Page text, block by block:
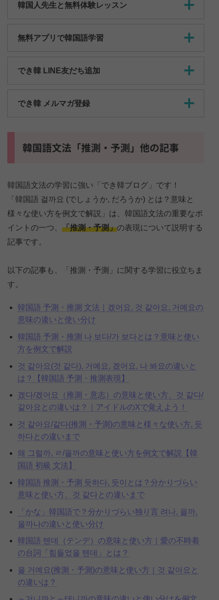
韓国人先生と無料体験レッスン
無料アプリで韓国語学習
でき韓 LINE友だち追加
でき韓 メルマガ登録
韓国語文法「推測・予測」他の記事
韓国語文法の学習に強い「でき韓ブログ」です！
「韓国語 걸까요 (でしょうか, だろうか) とは？意味と
様々な使い方を例文で解説」は、韓国語文法の重要なポ
イントの一つ、 「推測・予測」の表現について説明する
記事です。
以下の記事も、「推測・予測」に関する学習に役立ちま
す。
韓国語 予測・推測 文法｜겠어요, 것 같아요, 거예요の
意味の違いと使い分け
韓国語 予測・推測 나 보다/가 보다とは？意味と使い
方を例文で解説
것 같아요(것 같다), 거예요, 겠어요, 나 봐요の違いと
は？【韓国語 予測・推測表現】
겠다/겠어요（推測・意志）の意味と使い方、것 같다/
같아요との違いは？｜アイドルのXで覚えよう！
것 같아요/같다(推測・予測)の意味と様々な使い方, 듯
하다との違いまで
왜 그럴까, ㄹ/을까の意味と使い方を例文で解説【韓
国語 初級 文法】
韓国語 推測・予測 듯하다, 듯이とは？分かりづらい
意味と使い方、것 같다との違いまで
「かな」韓国語で？分かりづらい独り言 려나, 을까,
을까나の違いと使い分け
韓国語 텐데（テンデ）の意味と使い方｜愛の不時着
の台詞「힘들었을 텐데」とは？
을 거예요(推測・予測)の意味と使い方｜것 같아요と
の違いは？